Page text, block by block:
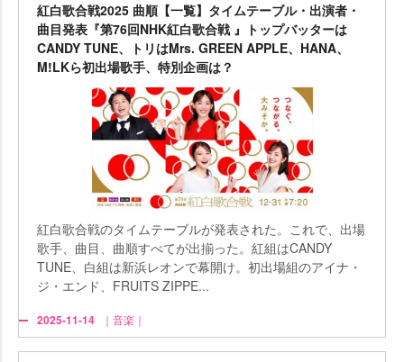
紅白歌合戦2025 曲順【一覧】タイムテーブル・出演者・
曲目発表『第76回NHK紅白歌合戦 』トップバッターは
CANDY TUNE、トリはMrs. GREEN APPLE、HANA、
M!LKら初出場歌手、特別企画は？
紅白歌合戦のタイムテーブルが発表された。これで、出場
歌手、曲目、曲順すべてが出揃った。紅組はCANDY
TUNE、白組は新浜レオンで幕開け。初出場組のアイナ・
ジ・エンド、FRUITS ZIPPE...
2025-11-14 ｜音楽｜